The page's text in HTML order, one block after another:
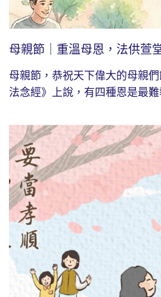
母親節｜重溫母恩，法供萱
母親節，恭祝天下偉大的母親
法念經》上說，有四種恩是最